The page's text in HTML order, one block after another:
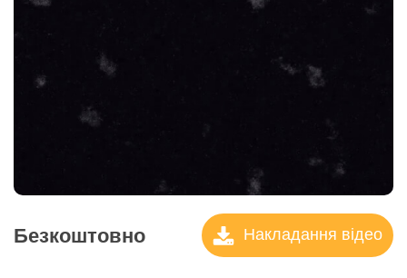
Безкоштовно Накладання відео